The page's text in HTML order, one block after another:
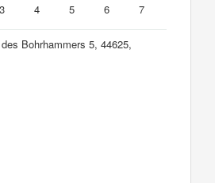
3 4 5 6 7
Bohrhammers 5, 44625,